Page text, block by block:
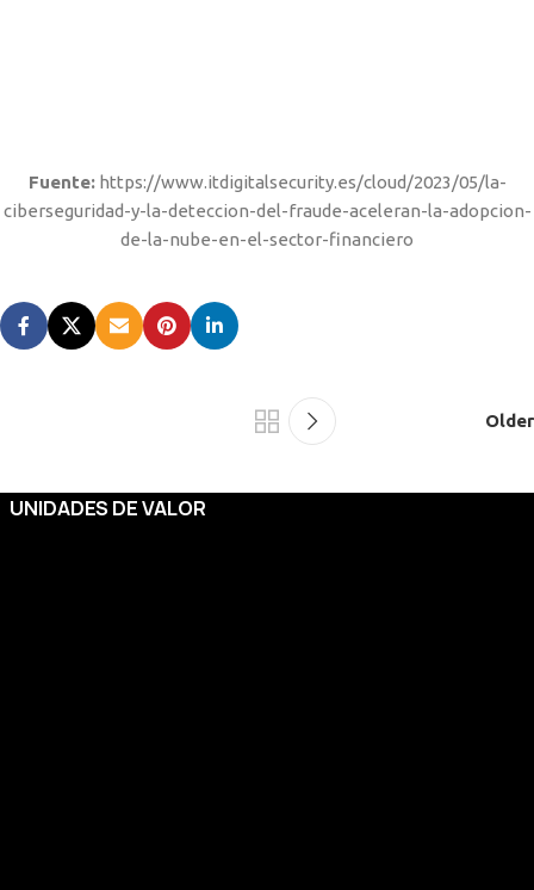
Fuente:https://www.itdigitalsecurity.es/cloud/2023/05/la-
ciberseguridad-y-la-deteccion-del-fraude-aceleran-la-adopcion-
de-la-nube-en-el-sector-financiero
Older
UNIDADES DE VALOR